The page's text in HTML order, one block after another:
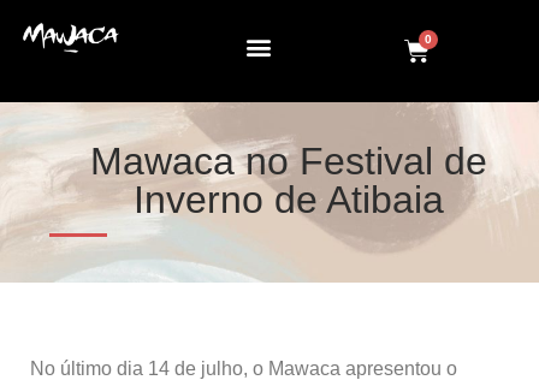
0
Mawaca no Festival de
Inverno de Atibaia
No último dia 14 de julho, o Mawaca apresentou o